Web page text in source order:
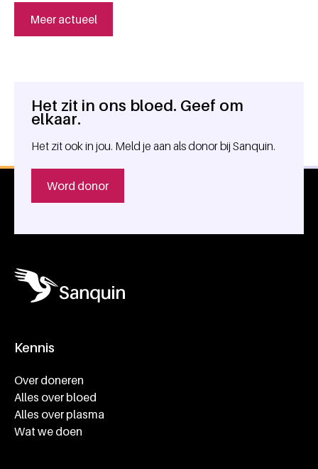
Meer actueel
Algemene informatie
Het zit in ons bloed. Geef om
elkaar.
Het zit ook in jou. Meld je aan als donor bij Sanquin.
Word donor
Kennis
Over doneren
Alles over bloed
Alles over plasma
Wat we doen